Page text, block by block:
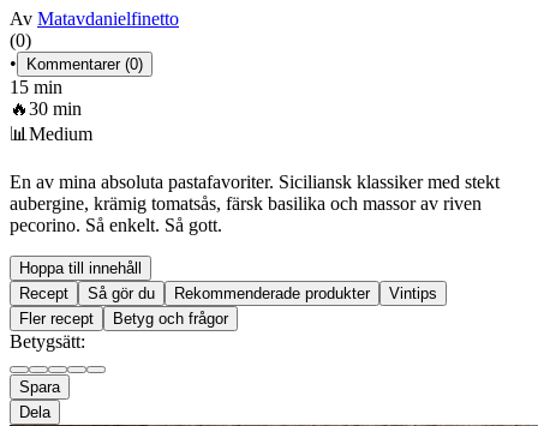
Av Matavdanielfinetto
(0)
•
Kommentarer (0)
15 min
🔥30 min
📊 Medium
En av mina absoluta pastafavoriter. Siciliansk klassiker med stekt
aubergine, krämig tomatsås, färsk basilika och massor av riven
pecorino. Så enkelt. Så gott.
Hoppa till innehåll
Recept
Så gör du Rekommenderade produkter
Vintips
Fler recept
Betyg och frågor
Betygsätt:
Spara
Dela